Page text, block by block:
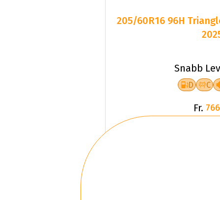
205/60R16 96H
Snabb
D C
Fr.